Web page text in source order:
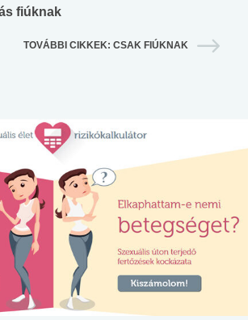
fiúknak
TOVÁBBI CIKKEK: CSAK FIÚKNAK